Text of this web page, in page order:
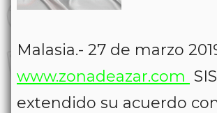
Malasia.- 27 de marzo
www.zonadeazar.com
extendido su acuerdo